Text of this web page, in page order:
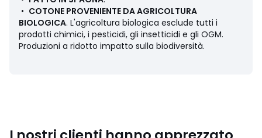
Composizione e Manutenzione
• Tomaia: 100% cotone
• Fodera: 100% pelle
• Soletta: 100% pelle
• Origine della fabbricazione (cucitura, assemblaggio,
• COTONE PROVENIENTE DA AGRICOLTURA
BIOLOGICA. L'agricoltura biologica esclude tutti i
prodotti chimici, i pesticidi, gli insetticidi e gli OGM.
Produzioni a ridotto impatto sulla biodiversità.